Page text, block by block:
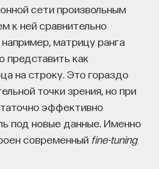
сети произвольным
к ней сравнительно
матрицу ранга
представить как
на строку. Это гораздо
точки зрения, но при
эффективно
под новые данные. Именно
современный fine-tuning